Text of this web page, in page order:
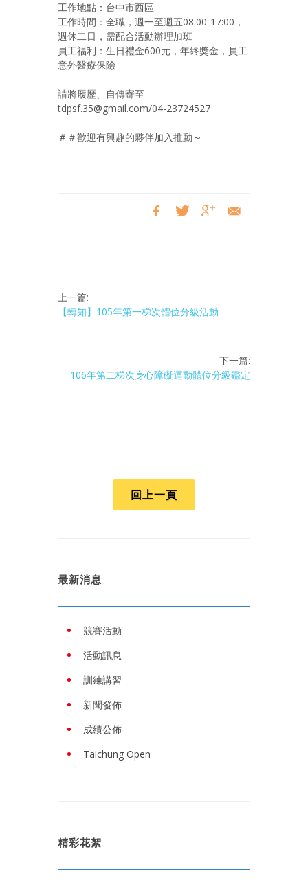
工作地點：台中市西區
工作時間：全職，週一至週五08:00-17:00，
週休二日，需配合活動辦理加班
員工福利：生日禮金600元，年終獎金，員工
意外醫療保險
請將履歷、自傳寄至
tdpsf.35@gmail.com/04-23724527
＃＃歡迎有興趣的夥伴加入推動～
上一篇:
【轉知】105年第一梯次體位分級活動
下一篇:
106年第二梯次身心障礙運動體位分級鑑定
回上一頁
最新消息
競賽活動
活動訊息
訓練講習
新聞發佈
成績公佈
Taichung Open
精彩花絮